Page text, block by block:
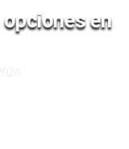
en